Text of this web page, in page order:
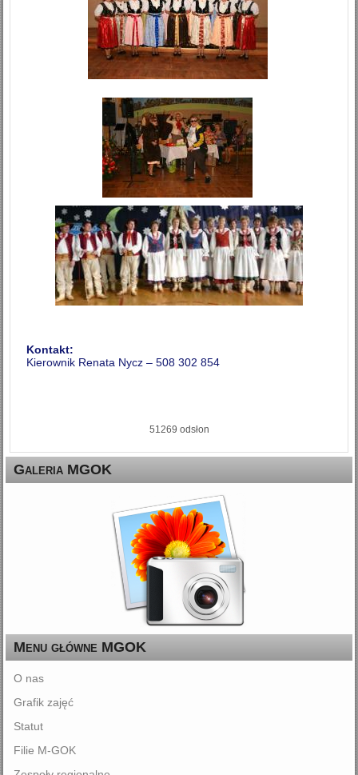
Kontakt:
Kierownik Renata Nycz – 508 302 854
51269 odsłon
Galeria MGOK
Menu główne MGOK
O nas
Grafik zajęć
Statut
Filie M-GOK